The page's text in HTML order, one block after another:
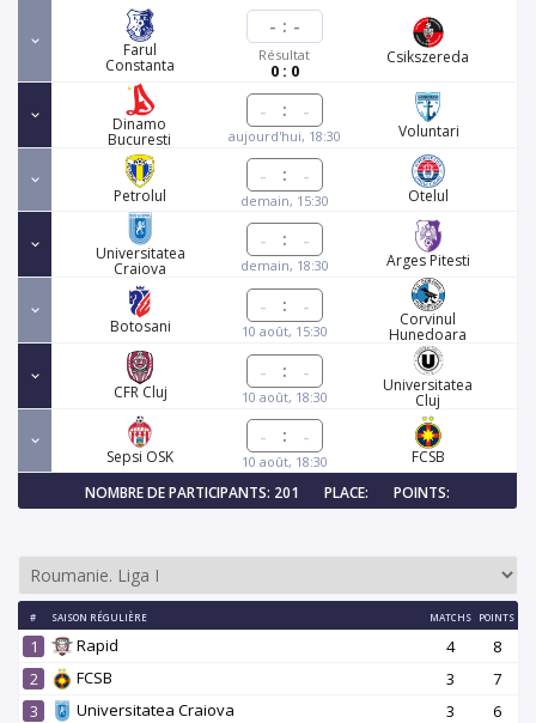
Farul
Constanta
- : -
Résultat
0 : 0
Csikszereda
Dinamo
Bucuresti
:
aujourd'hui, 18:30 Voluntari
Petrolul
:
demain, 15:30 Otelul
Universitatea
Craiova
:
demain, 18:30 Arges Pitesti
Botosani
:
10 août, 15:30
Corvinul
Hunedoara
CFR Cluj
:
10 août, 18:30
Universitatea
Cluj
Sepsi OSK
:
10 août, 18:30
FCSB
NOMBRE DE PARTICIPANTS: 201
PLACE: POINTS:
# SAISON RÉGULIÈRE MATCHS POINTS
1 Rapid 4
8
2
FCSB 3
7
3
Universitatea Craiova 3
6